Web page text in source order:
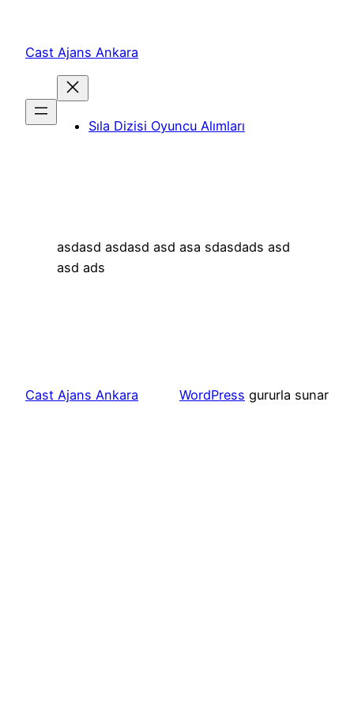
Cast Ajans Ankara
Sıla Dizisi Oyuncu Alımları
asdasd asdasd asd asa sdasdads asd
asd ads
Cast Ajans Ankara WordPress gururla sunar